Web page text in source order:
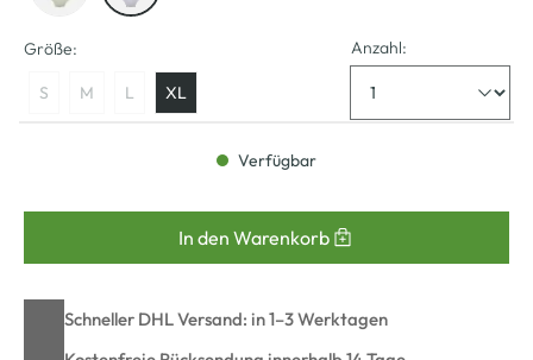
Größe:
S M L XL
Anzahl:
Verfügbar
In den Warenkorb
Schneller DHL Versand: in 1–3 Werktagen